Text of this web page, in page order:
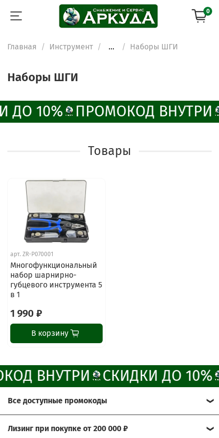
0
Главная Инструмент ... Наборы ШГИ
Наборы ШГИ
ДО 10% ПРОМОКОД ВНУТРИ
Товары
арт. ZR-P070001
Многофункциональный
набор шарнирно-
губцевого инструмента 5
в 1
1 990 ₽
В корзину
ВНУТРИ СКИДКИ ДО 10%
Все доступные промокоды
Лизинг при покупке от 200 000 ₽
online
Наши мессенджеры
Свяжитесь с нами через любой удобный
мессенджер!
Отдел продаж и сервис
Позвонить
Группа Вконтакте